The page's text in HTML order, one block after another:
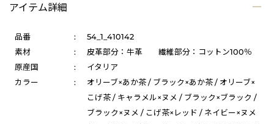
アイテム詳細
品番 :
54_1_410142
素材
:
皮革部分：牛革 繊維部分：コットン100％
原産国
:
イタリア
カラー
:
オリーブ×あか茶 / ブラック×あか茶 / オリーブ×
こげ茶 / キャラメル×ヌメ / ブラック×ブラック /
ブラック×ヌメ / こげ茶×レッド / ネイビー×ヌメ